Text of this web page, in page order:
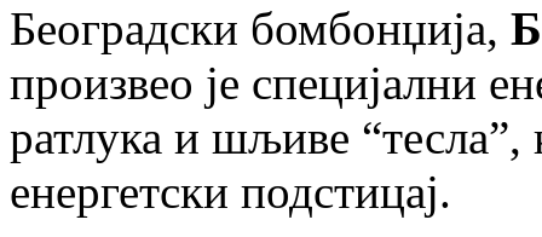
Београдски бомбонџија,
произвео је специјални
ратлука и шљиве “тесла”,
енергетски подстицај.